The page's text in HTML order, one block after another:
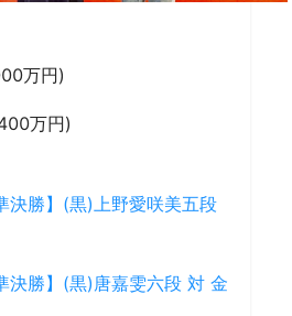
万円)
万円)
決勝】(黒)上野愛咲美五段
決勝】(黒)唐嘉雯六段 対 金